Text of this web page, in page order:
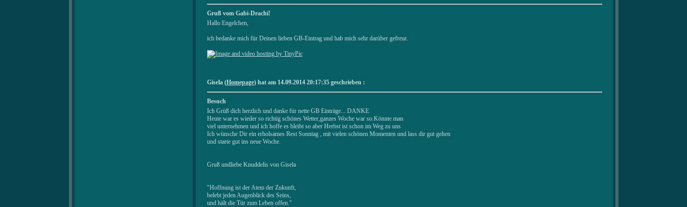
Gruß vom Gabi-Drachi!
Hallo Engelchen,
ich bedanke mich für Deinen lieben GB-Eintrag und hab mich sehr darüber gefreut.
Gisela (Homepage) hat am 14.09.2014 20:17:35 geschrieben :
Besuch
Ich Grüß dich herzlich und danke für nette GB Einträge... DANKE
Heute war es wieder so richtig schönes Wetter,ganzes Woche war so.Könnte man
viel unternehmen und ich hoffe es bleibt so aber Herbst ist schon im Weg zu uns
Ich wünsche Dir ein erholsames Rest Sonntag , mit vielen schönen Momenten und lass dir gut gehen
und starte gut ins neue Woche.
Gruß undliebe Knuddelis von Gisela
"Hoffnung ist der Atem der Zukunft,
belebt jeden Augenblick des Seins,
und hält die Tür zum Leben offen."